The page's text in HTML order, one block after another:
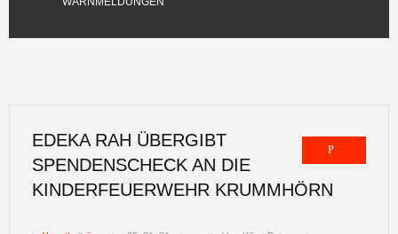
EDEKA RAH ÜBERGIBT
SPENDENSCHECK AN DIE
KINDERFEUERWEHR KRUMMHÖRN